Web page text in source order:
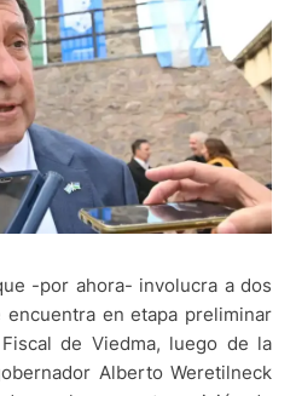
-por ahora- involucra a dos
en etapa preliminar
de Viedma, luego de la
Alberto Weretilneck